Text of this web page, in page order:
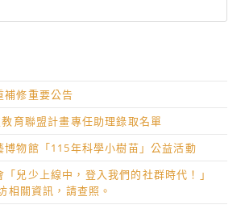
補修重要公告
育聯盟計畫專任助理錄取名單
博物館「115年科學小樹苗」公益活動
兒少上線中，登入我們的社群時代！」
相關資訊，請查照。